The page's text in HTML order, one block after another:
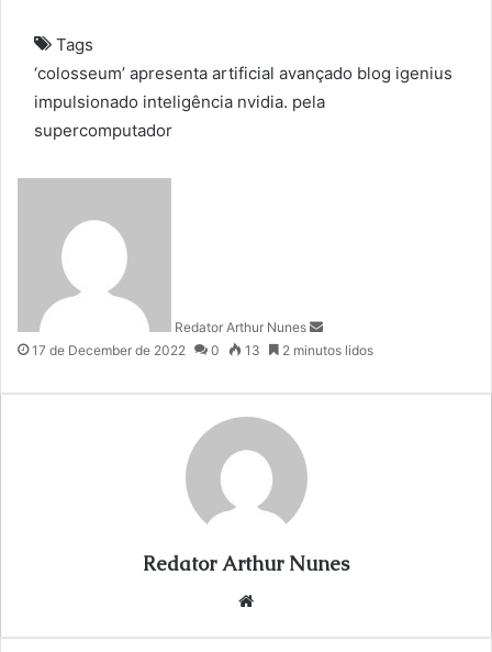
Tags
‘colosseum’ apresenta artificial avançado blog igenius
impulsionado inteligência nvidia. pela
supercomputador
Redator Arthur Nunes
m
i
17 de December de 2022 0 13 2 minutos lidos
Redator Arthur Nunes